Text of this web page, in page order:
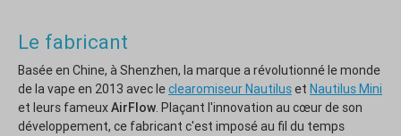
Le fabricant
Basée en Chine, à Shenzhen, la marque a révolutionné le monde
de la vape en 2013 avec leclearomiseur Nautiluset Nautilus Mini
et leurs fameuxAirFlow. Plaçant l'innovation au cœur de son
développement, ce fabricant c'est imposé au fil du temps